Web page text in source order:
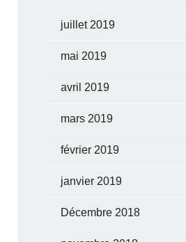
juillet 2019
mai 2019
avril 2019
mars 2019
février 2019
janvier 2019
Décembre 2018